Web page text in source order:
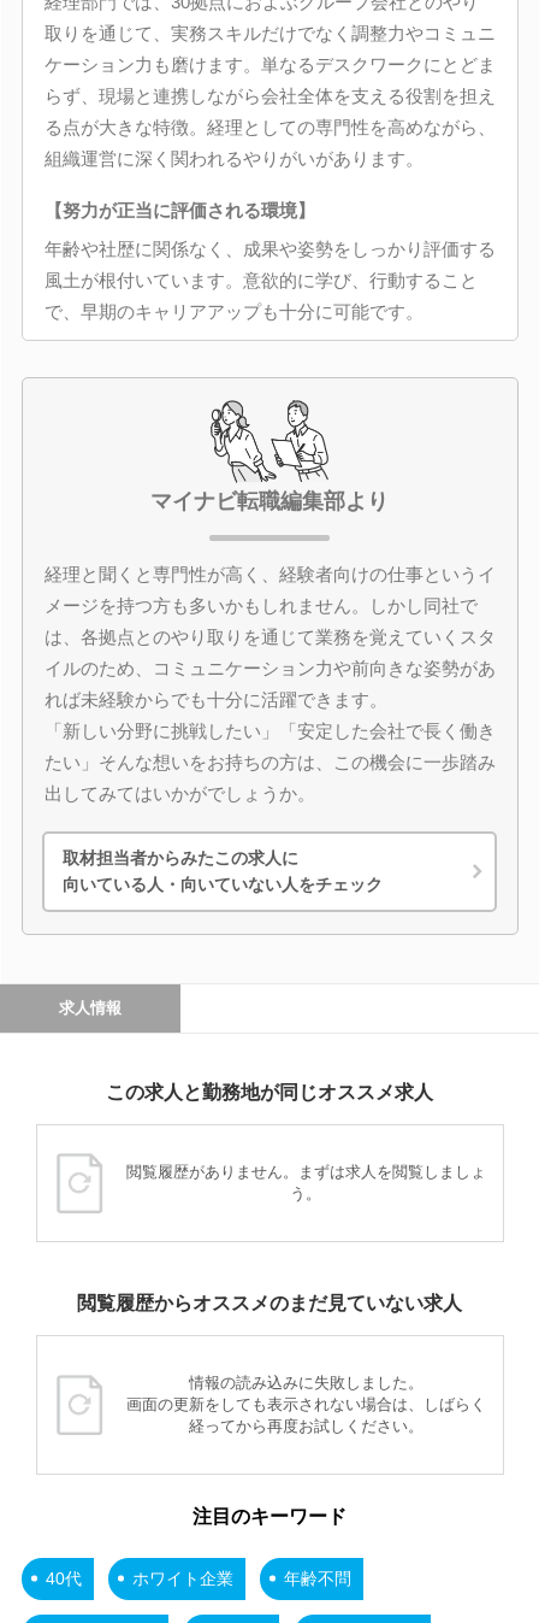
取りを通じて、実務スキルだけでなく調整力やコミュニ
ケーション力も磨けます。単なるデスクワークにとどま
らず、現場と連携しながら会社全体を支える役割を担え
る点が大きな特徴。経理としての専門性を高めながら、
組織運営に深く関われるやりがいがあります。
【努力が正当に評価される環境】
年齢や社歴に関係なく、成果や姿勢をしっかり評価する
風土が根付いています。意欲的に学び、行動すること
で、早期のキャリアアップも十分に可能です。
マイナビ転職編集部より
経理と聞くと専門性が高く、経験者向けの仕事というイ
メージを持つ方も多いかもしれません。しかし同社で
は、各拠点とのやり取りを通じて業務を覚えていくスタ
イルのため、コミュニケーション力や前向きな姿勢があ
れば未経験からでも十分に活躍できます。
「新しい分野に挑戦したい」「安定した会社で長く働き
たい」そんな想いをお持ちの方は、この機会に一歩踏み
出してみてはいかがでしょうか。
取材担当者からみたこの求人に
向いている人・向いていない人をチェック
求人情報
この求人と勤務地が同じオススメ求人
閲覧履歴がありません。まずは求人を閲覧しましょ
う。
閲覧履歴からオススメのまだ見ていない求人
情報の読み込みに失敗しました。
画面の更新をしても表示されない場合は、しばらく
経ってから再度お試しください。
注目のキーワード
40代 ホワイト企業 年齢不問